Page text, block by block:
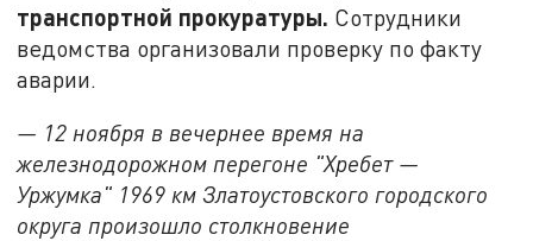
транспортной прокуратуры. Сотрудники
ведомства организовали проверку по факту
аварии.
— 12 ноября в вечернее время на
железнодорожном перегоне "Хребет —
Уржумка" 1969 км Златоустовского городского
округа произошло столкновение